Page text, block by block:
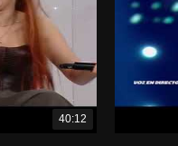
40:12